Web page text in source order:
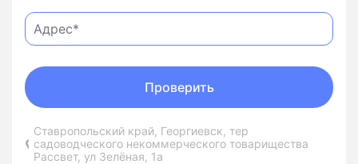
Ставропольский край, Георгиевск, тер
садоводческого некоммерческого товарищества
Рассвет, ул Зелёная, 1а
Проверить